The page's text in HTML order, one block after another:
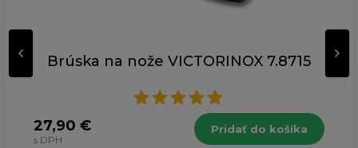
Brúska na nože VICTORINOX 7.8715
27,90 €
s DPH
Pridať do košíka